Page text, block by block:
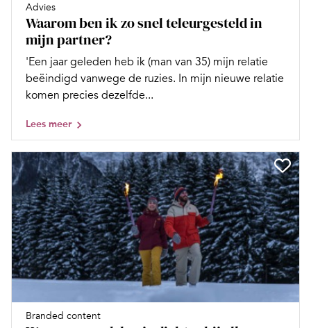
Advies
Waarom ben ik zo snel teleurgesteld in
mijn partner?
'Een jaar geleden heb ik (man van 35) mijn relatie
beëindigd vanwege de ruzies. In mijn nieuwe relatie
komen precies dezelfde...
Lees meer
Branded content